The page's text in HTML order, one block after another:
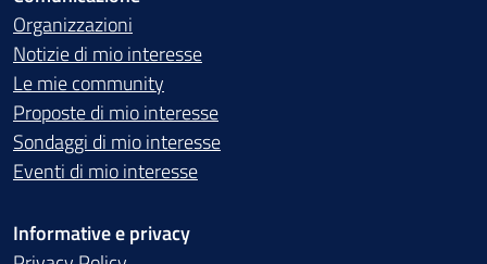
Organizzazioni
Notizie di mio interesse
Le mie community
Proposte di mio interesse
Sondaggi di mio interesse
Eventi di mio interesse
Informative e privacy